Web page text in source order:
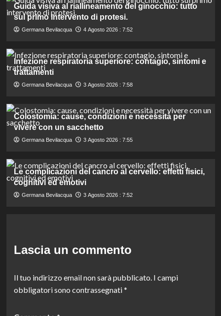
Guida visiva al riallineamento del ginocchio: tutto
sul primo intervento di protesi.
Germana Bevilacqua 4 Agosto 2026 : 7:52
Infezione respiratoria superiore: contagio, sintomi e
trattamenti
Germana Bevilacqua 3 Agosto 2026 : 7:58
Colostomia: cause, condizioni e necessità per
vivere con un sacchetto
Germana Bevilacqua 3 Agosto 2026 : 7:55
Le complicazioni del cancro al cervello: effetti fisici,
cognitivi ed emotivi
Germana Bevilacqua 3 Agosto 2026 : 7:52
Lascia un commento
Il tuo indirizzo email non sarà pubblicato. I campi
obbligatori sono contrassegnati*